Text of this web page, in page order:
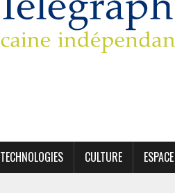
TECHNOLOGIES CULTURE